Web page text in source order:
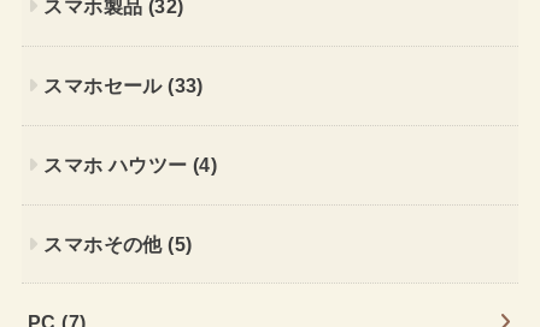
スマホ製品 (32)
スマホセール(33)
スマホ ハウツー (4)
スマホその他(5)
PC(7)